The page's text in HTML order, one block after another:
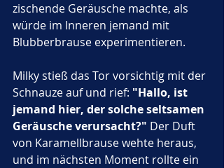
zischende Geräusche machte, als
würde im Inneren jemand mit
Blubberbrause experimentieren.
Milky stieß das Tor vorsichtig mit der
Schnauze auf und rief: "Hallo, ist
jemand hier, der solche seltsamen
Geräusche verursacht?" Der Duft
von Karamellbrause wehte heraus,
und im nächsten Moment rollte ein